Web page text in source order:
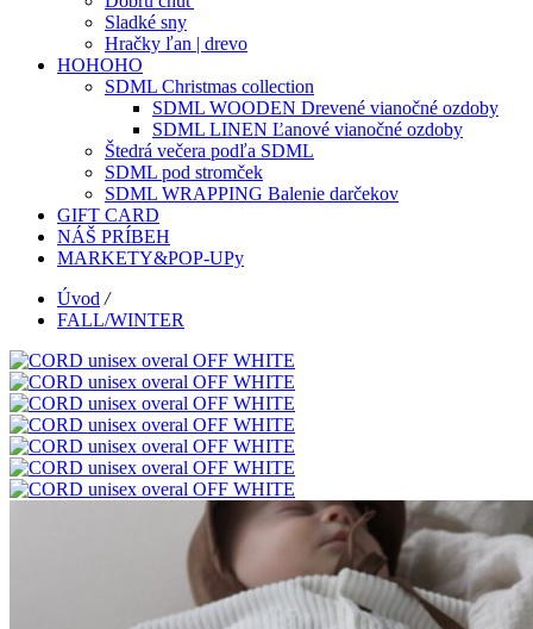
Sladké sny
Hračky ľan | drevo
HOHOHO
SDML Christmas collection
SDML WOODEN Drevené vianočné ozdoby
SDML LINEN Ľanové vianočné ozdoby
Štedrá večera podľa SDML
SDML pod stromček
SDML WRAPPING Balenie darčekov
GIFT CARD
NÁŠ PRÍBEH
MARKETY&POP-UPy
Úvod /
FALL/WINTER